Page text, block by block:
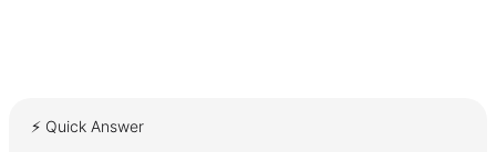
⚡ Quick Answer